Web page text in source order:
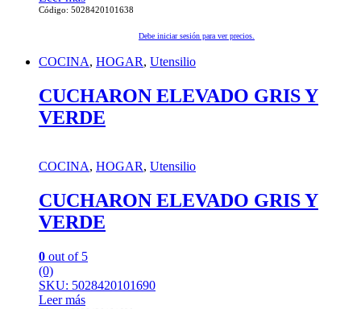
Código: 5028420101638
Debe iniciar sesión para ver precios.
COCINA, HOGAR, Utensilio
CUCHARON ELEVADO GRIS Y
VERDE
COCINA, HOGAR, Utensilio
CUCHARON ELEVADO GRIS Y
VERDE
0 out of 5
(0)
SKU: 5028420101690
Leer más